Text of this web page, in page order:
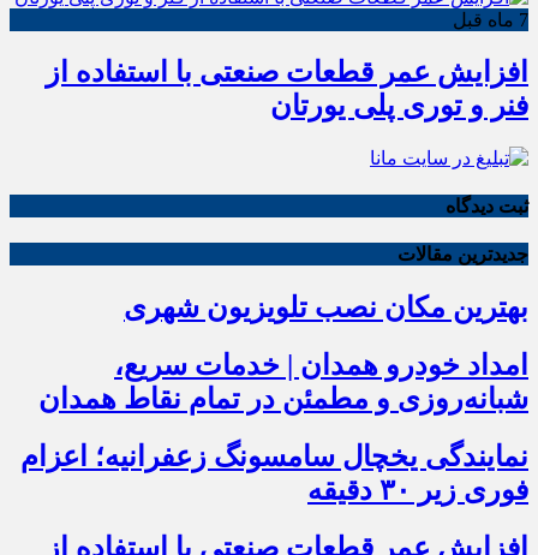
7 ماه قبل
افزایش عمر قطعات صنعتی با استفاده از
فنر و توری پلی یورتان
ثبت دیدگاه
جدیدترین مقالات
بهترین مکان نصب تلویزیون شهری
امداد خودرو همدان | خدمات سریع،
شبانه‌روزی و مطمئن در تمام نقاط همدان
نمایندگی یخچال سامسونگ زعفرانیه؛ اعزام
فوری زیر ۳۰ دقیقه
افزایش عمر قطعات صنعتی با استفاده از